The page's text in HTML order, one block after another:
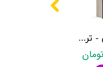
کتاب پاداش دن آریلی - ترجمه سید امیرحسین میر ابوطالبی - نشر ترجمان